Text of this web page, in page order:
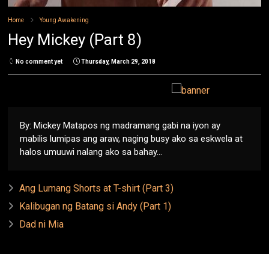
Home Young Awakening
Hey Mickey (Part 8)
No comment yet Thursday, March 29, 2018
By: Mickey Matapos ng madramang gabi na iyon ay
mabilis lumipas ang araw, naging busy ako sa eskwela at
halos umuuwi nalang ako sa bahay...
Ang Lumang Shorts at T-shirt (Part 3)
Kalibugan ng Batang si Andy (Part 1)
Dad ni Mia